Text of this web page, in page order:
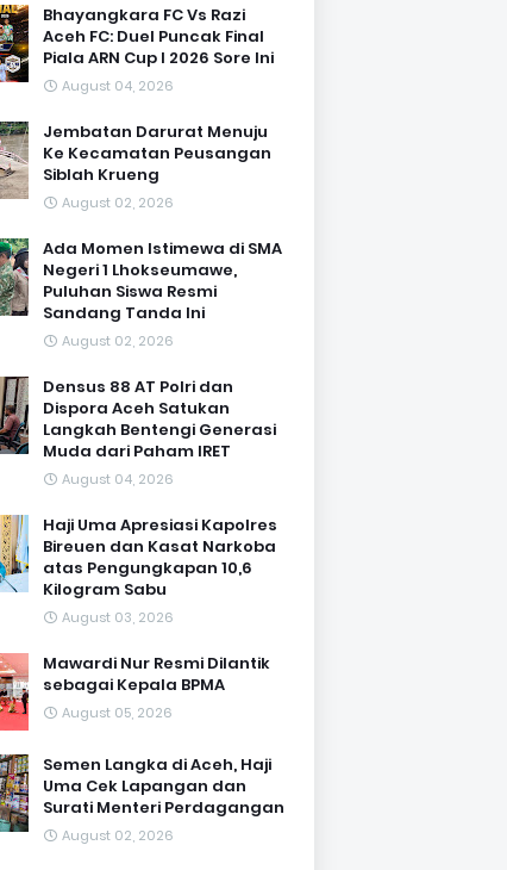
Bhayangkara FC Vs Razi
Aceh FC: Duel Puncak Final
Piala ARN Cup I 2026 Sore Ini
August 04, 2026
Jembatan Darurat Menuju
Ke Kecamatan Peusangan
Siblah Krueng
August 02, 2026
Ada Momen Istimewa di SMA
Negeri 1 Lhokseumawe,
Puluhan Siswa Resmi
Sandang Tanda Ini
August 02, 2026
Densus 88 AT Polri dan
Dispora Aceh Satukan
Langkah Bentengi Generasi
Muda dari Paham IRET
August 04, 2026
Haji Uma Apresiasi Kapolres
Bireuen dan Kasat Narkoba
atas Pengungkapan 10,6
Kilogram Sabu
August 03, 2026
Mawardi Nur Resmi Dilantik
sebagai Kepala BPMA
August 05, 2026
Semen Langka di Aceh, Haji
Uma Cek Lapangan dan
Surati Menteri Perdagangan
August 02, 2026